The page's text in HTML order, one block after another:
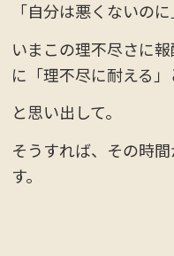
「自分は悪くないの
いまこの理不尽さに
に「理不尽に耐える
と思い出して。
そうすれば、その時
す。